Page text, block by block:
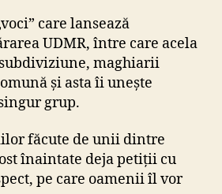
care lansează
UDMR, între care acela
maghiarii
și asta îi unește
grup.
făcute de unii dintre
înaintate deja petiții cu
pe care oamenii îl vor